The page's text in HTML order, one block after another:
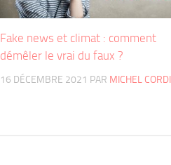
Fake news et climat : comment
démêler le vrai du faux ?
16 DÉCEMBRE 2021 PAR MICHEL